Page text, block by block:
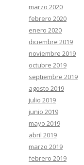
marzo 2020
febrero 2020
enero 2020
diciembre 2019
noviembre 2019
octubre 2019
septiembre 2019
agosto 2019
julio 2019
junio 2019
mayo 2019
abril 2019
marzo 2019
febrero 2019